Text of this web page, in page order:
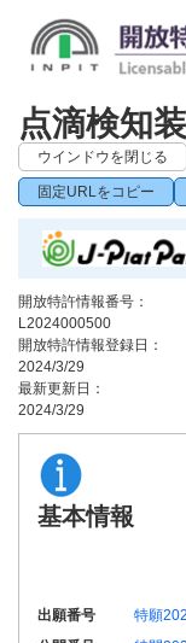
点滴検知
ウインドウを閉じる
固定URLをコピー
開放特許情報番号：
L2024000500
開放特許情報登録日：
2024/3/29
最新更新日：
2024/3/29
基本情報
出願番号
特願